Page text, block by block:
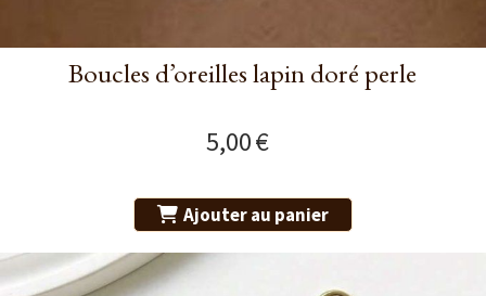
Boucles d’oreilles lapin doré perle
5,00€
Ajouter au panier